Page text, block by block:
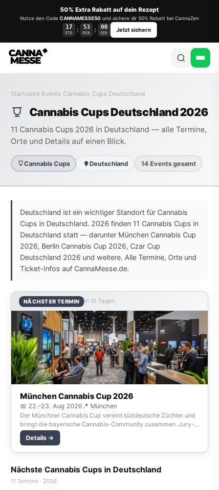
50% Extra Rabatt auf dein Rezept
Nutze den Code CANNAMESSE50 und sichere dir 50% Rabatt bei CannaZen
17
STD : 52
MIN : 59
SEK Jetzt sichern
Startseite Events Cannabis Cups Deutschland
Cannabis Cups Deutschland 2026
11 Cannabis Cups 2026 in Deutschland — alle Termine,
Orte und Details auf einen Blick.
Cannabis Cups Deutschland 14 Events gesamt
Deutschland ist ein wichtiger Standort für Cannabis
Cups in Deutschland. 2026 finden 11 Cannabis Cups in
Deutschland statt — darunter München Cannabis Cup
2026, Berlin Cannabis Cup 2026, Czar Cup
Deutschland 2026 und weitere. Alle Termine, Orte und
Ticket-Infos auf CannaMesse.de.
NÄCHSTER TERMIN in 15 Tagen
München Cannabis Cup 2026
📅 22.–23. Aug 2026 📍 München
Der Münchner Cannabis Cup vereint süddeutsche Züchter und
bringt die bayerische Cannabis-Community zusammen. Jury-
Bewertung und Community-Voting für die besten
Details →
Nächste Cannabis Cups in Deutschland
11 Termine · 2026